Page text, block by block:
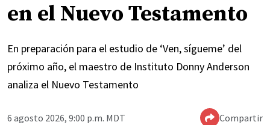
en el Nuevo Testamento
En preparación para el estudio de ‘Ven, sígueme’ del
próximo año, el maestro de Instituto Donny Anderson
analiza el Nuevo Testamento
6 agosto 2026, 9:00 p.m. MDT Compartir